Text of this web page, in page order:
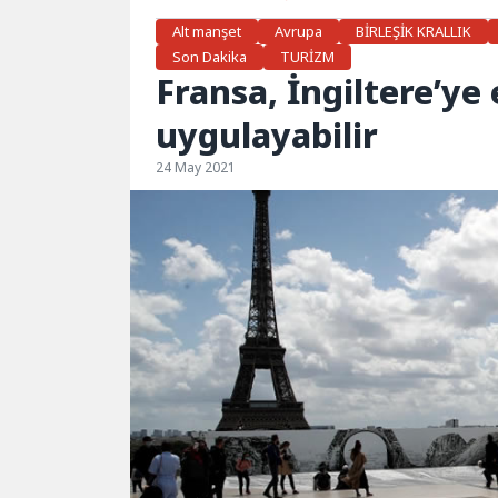
Alt manşet
Avrupa BİRLEŞİK KRALLIK
Son Dakika
TURİZM
Fransa,
uygulayabilir
24 May 2021